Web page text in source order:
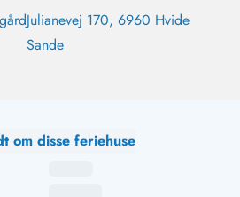
og til leg for børn.
både indendørs og
5 ud af 5
5 out of 5
Julianevej 170, 6960 Hvide
Sande
om disse feriehuse